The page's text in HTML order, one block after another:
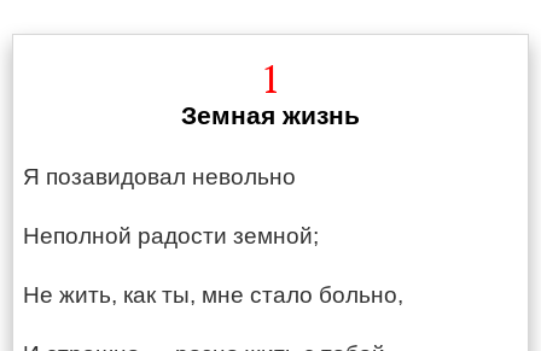
1
Земная жизнь
Я позавидовал невольно
Неполной радости земной;
Не жить, как ты, мне стало больно,